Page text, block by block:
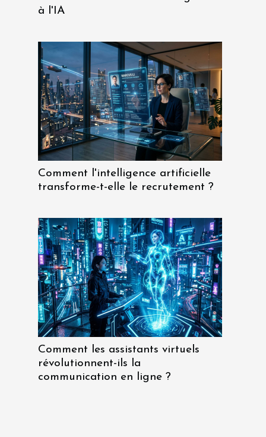
à l'IA
Comment l'intelligence artificielle
transforme-t-elle le recrutement ?
Comment les assistants virtuels
révolutionnent-ils la
communication en ligne ?